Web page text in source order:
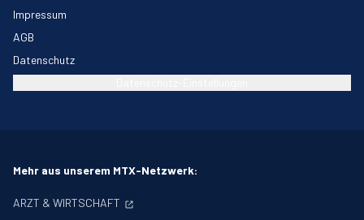
Impressum
AGB
Datenschutz
Mehr aus unserem MTX-Netzwerk:
ARZT & WIRTSCHAFT